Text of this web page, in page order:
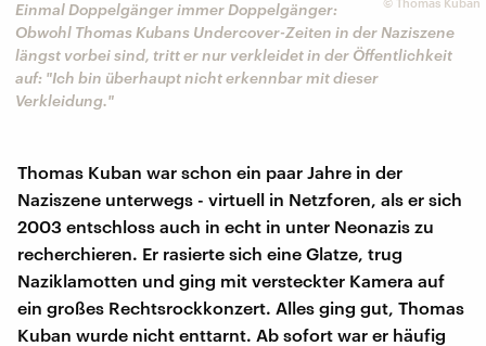
© Thomas Kuban
Einmal Doppelgänger immer Doppelgänger:
Obwohl Thomas Kubans Undercover-Zeiten in der Naziszene
längst vorbei sind, tritt er nur verkleidet in der Öffentlichkeit
auf: "Ich bin überhaupt nicht erkennbar mit dieser
Verkleidung."
Thomas Kuban war schon ein paar Jahre in der
Naziszene unterwegs - virtuell in Netzforen, als er sich
2003 entschloss auch in echt in unter Neonazis zu
recherchieren. Er rasierte sich eine Glatze, trug
Naziklamotten und ging mit versteckter Kamera auf
ein großes Rechtsrockkonzert. Alles ging gut, Thomas
Kuban wurde nicht enttarnt. Ab sofort war er häufig